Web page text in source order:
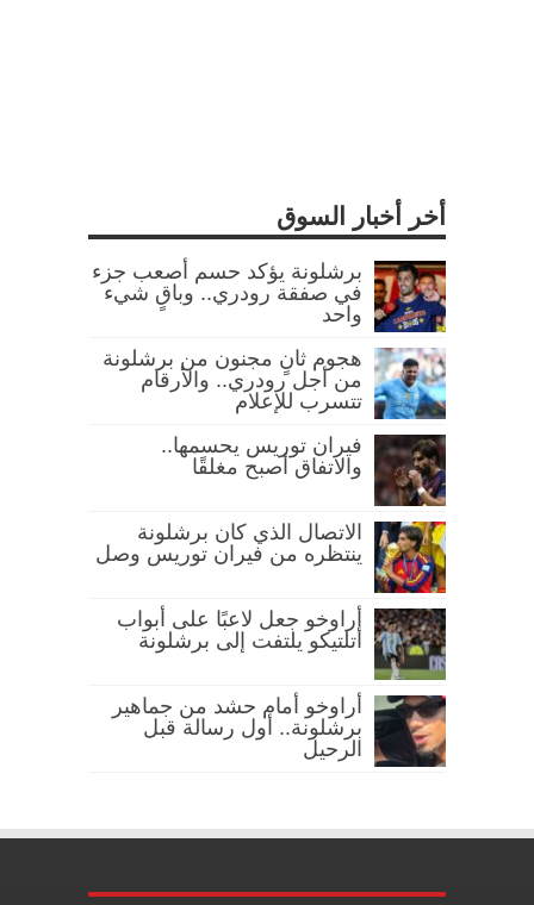
أخر أخبار السوق
برشلونة يؤكد حسم أصعب جزء
في صفقة رودري.. وباقٍ شيء
واحد
هجوم ثانٍ مجنون من برشلونة
من أجل رودري.. والأرقام
تتسرب للإعلام
فيران توريس يحسمها..
والاتفاق أصبح مغلقًا
الاتصال الذي كان برشلونة
ينتظره من فيران توريس وصل
أراوخو جعل لاعبًا على أبواب
أتلتيكو يلتفت إلى برشلونة
أراوخو أمام حشد من جماهير
برشلونة.. أول رسالة قبل
الرحيل